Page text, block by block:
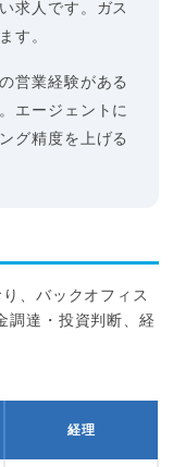
求人です。ガス
す。
営業経験がある
エージェントに
グ精度を上げる
、バックオフィス
調達・投資判断、経
経理